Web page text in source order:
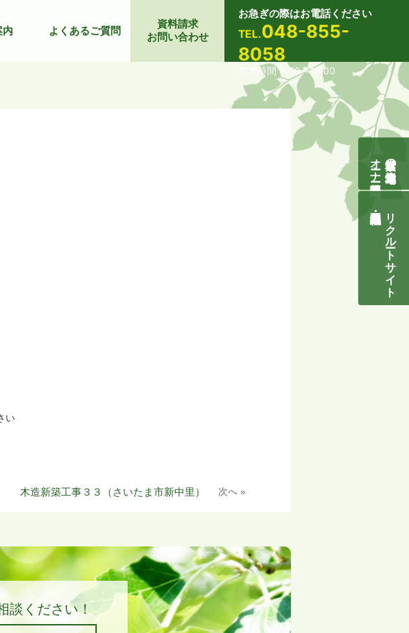
内 よくあるご質問
資料請求
お問い合わせ
お急ぎの際はお電話ください
TEL.048-855-
8058
営業時間 9:00～19:00
い
木造新築工事３３（さいたま市新中里） 次へ »
談ください！
自然素材の無垢木造住宅
オーナー様募集説明会
リクルートサイト